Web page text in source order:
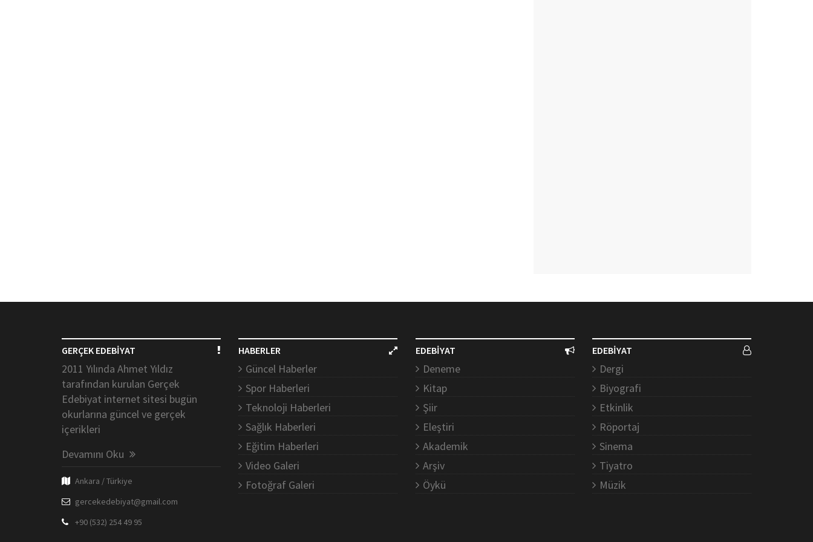
GERÇEK EDEBİYAT
2011 Yılında Ahmet Yıldız
tarafından kurulan Gerçek
Edebiyat internet sitesi bugün
okurlarına güncel ve gerçek
içerikleri
Devamını Oku
Ankara / Türkiye
gercekedebiyat@gmail.com
+90 (532) 254 49 95
HABERLER
Güncel Haberler
Spor Haberleri
Teknoloji Haberleri
Sağlık Haberleri
Eğitim Haberleri
Video Galeri
Fotoğraf Galeri
EDEBİYAT
Deneme
Kitap
Şiir
Eleştiri
Akademik
Arşiv
Öykü
EDEBİYAT
Dergi
Biyografi
Etkinlik
Röportaj
Sinema
Tiyatro
Müzik